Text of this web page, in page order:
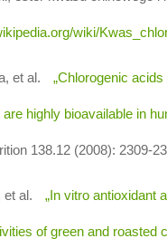
wiki/
et al. „Chlorogenic
highly bioavailable in
138.12 (2008): 2309-
et al. „In vitro antioxidant
of green and roasted